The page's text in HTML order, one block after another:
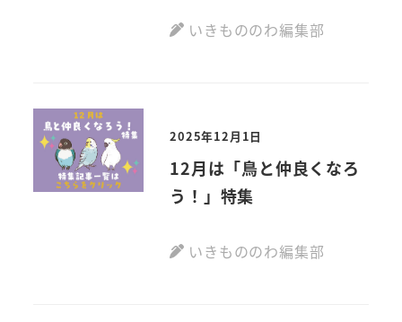
いきもののわ編集部
2025年12月1日
12月は「鳥と仲良くなろ
う！」特集
いきもののわ編集部